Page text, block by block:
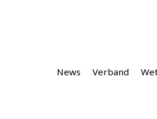
News Verband